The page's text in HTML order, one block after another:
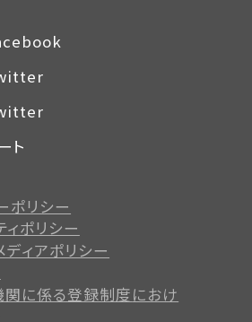
ポリシー
ィポリシー
ディアポリシー
関に係る登録制度におけ
ト